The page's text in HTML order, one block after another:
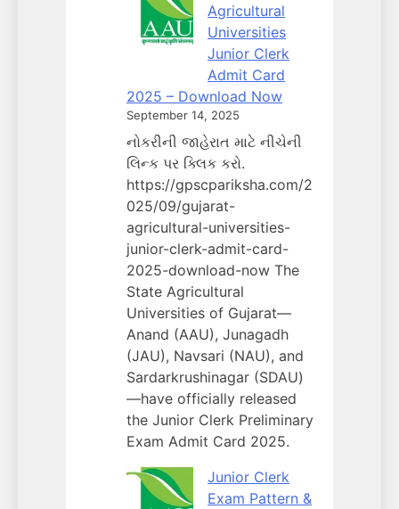
Agricultural
Universities
Junior Clerk
Admit Card
2025 – Download Now
September 14, 2025
નોકરીની જાહેરાત માટે નીચેની
લિન્ક પર ક્લિક કરો.
https://gpscpariksha.com/2
025/09/gujarat-
agricultural-universities-
junior-clerk-admit-card-
2025-download-now The
State Agricultural
Universities of Gujarat—
Anand (AAU), Junagadh
(JAU), Navsari (NAU), and
Sardarkrushinagar (SDAU)
—have officially released
the Junior Clerk Preliminary
Exam Admit Card 2025.
Junior Clerk
Exam Pattern &